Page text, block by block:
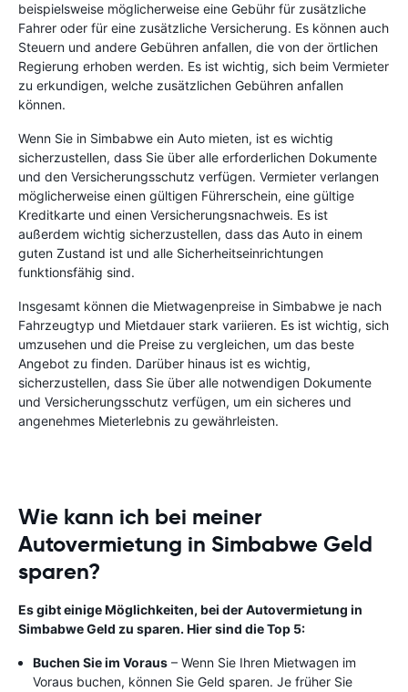
beispielsweise möglicherweise eine Gebühr für zusätzliche
Fahrer oder für eine zusätzliche Versicherung. Es können auch
Steuern und andere Gebühren anfallen, die von der örtlichen
Regierung erhoben werden. Es ist wichtig, sich beim Vermieter
zu erkundigen, welche zusätzlichen Gebühren anfallen
können.
Wenn Sie in Simbabwe ein Auto mieten, ist es wichtig
sicherzustellen, dass Sie über alle erforderlichen Dokumente
und den Versicherungsschutz verfügen. Vermieter verlangen
möglicherweise einen gültigen Führerschein, eine gültige
Kreditkarte und einen Versicherungsnachweis. Es ist
außerdem wichtig sicherzustellen, dass das Auto in einem
guten Zustand ist und alle Sicherheitseinrichtungen
funktionsfähig sind.
Insgesamt können die Mietwagenpreise in Simbabwe je nach
Fahrzeugtyp und Mietdauer stark variieren. Es ist wichtig, sich
umzusehen und die Preise zu vergleichen, um das beste
Angebot zu finden. Darüber hinaus ist es wichtig,
sicherzustellen, dass Sie über alle notwendigen Dokumente
und Versicherungsschutz verfügen, um ein sicheres und
angenehmes Mieterlebnis zu gewährleisten.
Wie kann ich bei meiner
Autovermietung in Simbabwe Geld
sparen?
Es gibt einige Möglichkeiten, bei der Autovermietung in
Simbabwe Geld zu sparen. Hier sind die Top 5:
Buchen Sie im Voraus – Wenn Sie Ihren Mietwagen im
Voraus buchen, können Sie Geld sparen. Je früher Sie